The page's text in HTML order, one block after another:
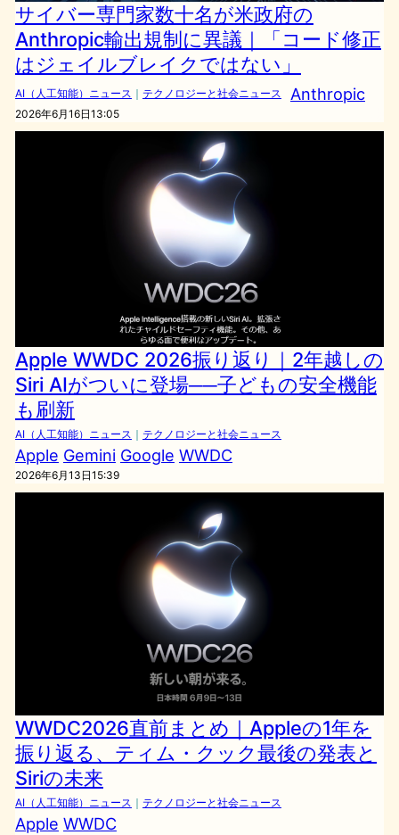
サイバー専門家数十名が米政府の
Anthropic輸出規制に異議｜「コード修正
はジェイルブレイクではない」
AI（人工知能）ニュース ｜ テクノロジーと社会ニュース Anthropic
2026年6月16日13:05
Apple WWDC 2026振り返り｜2年越しの
Siri AIがついに登場──子どもの安全機能
も刷新
AI（人工知能）ニュース ｜ テクノロジーと社会ニュース
Apple Gemini Google WWDC
2026年6月13日15:39
WWDC2026直前まとめ｜Appleの1年を
振り返る、ティム・クック最後の発表と
Siriの未来
AI（人工知能）ニュース ｜ テクノロジーと社会ニュース
Apple WWDC